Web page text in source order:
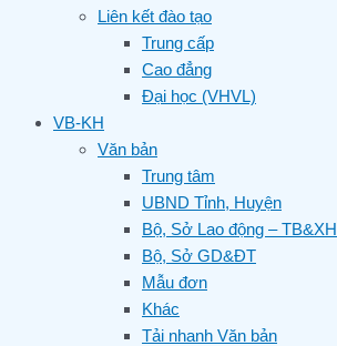
Liên kết đào tạo
Trung cấp
Cao đẳng
Đại học (VHVL)
VB-KH
Văn bản
Trung tâm
UBND Tỉnh, Huyện
Bộ, Sở Lao động – TB&XH
Bộ, Sở GD&ĐT
Mẫu đơn
Khác
Tải nhanh Văn bản